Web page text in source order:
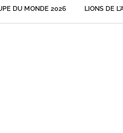
DU MONDE 2026 LIONS DE